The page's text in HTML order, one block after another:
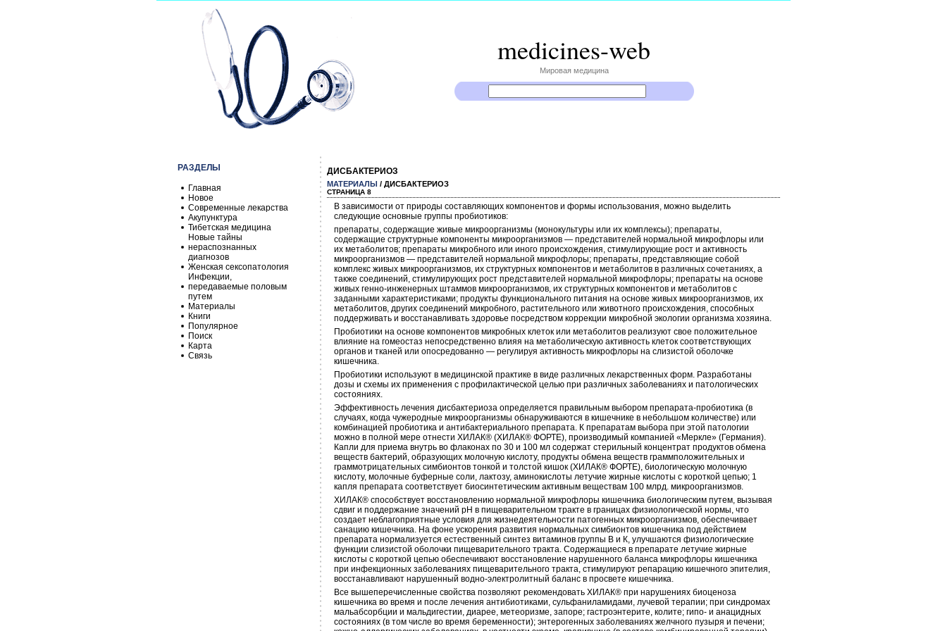
medicines-web
Мировая медицина
РАЗДЕЛЫ
Главная
Новое
Современные лекарства
Акупунктура
Тибетская медицина
Новые тайны
нераспознанных
диагнозов
Женская сексопатология
Инфекции,
передаваемые половым
путем
Материалы
Книги
Популярное
Поиск
Карта
Связь
ДИСБАКТЕРИОЗ
МАТЕРИАЛЫ / ДИСБАКТЕРИОЗ
СТРАНИЦА 8
В зависимости от природы составляющих компонентов и формы использования, можно выделить
следующие основные группы пробиотиков:
препараты, содержащие живые микроорганизмы (монокультуры или их комплексы); препараты,
содержащие структурные компоненты микроорганизмов — представителей нормальной микрофлоры или
их метаболитов; препараты микробного или иного происхождения, стимулирующие рост и активность
микроорганизмов — представителей нормальной микрофлоры; препараты, представляющие собой
комплекс живых микроорганизмов, их структурных компонентов и метаболитов в различных сочетаниях, а
также соединений, стимулирующих рост представителей нормальной микрофлоры; препараты на основе
живых генно-инженерных штаммов микроорганизмов, их структурных компонентов и метаболитов с
заданными характеристиками; продукты функционального питания на основе живых микроорганизмов, их
метаболитов, других соединений микробного, растительного или животного происхождения, способных
поддерживать и восстанавливать здоровье посредством коррекции микробной экологии организма хозяина.
Пробиотики на основе компонентов микробных клеток или метаболитов реализуют свое положительное
влияние на гомеостаз непосредственно влияя на метаболическую активность клеток соответствующих
органов и тканей или опосредованно — регулируя активность микрофлоры на слизистой оболочке
кишечника.
Пробиотики используют в медицинской практике в виде различных лекарственных форм. Разработаны
дозы и схемы их применения с профилактической целью при различных заболеваниях и патологических
состояниях.
Эффективность лечения дисбактериоза определяется правильным выбором препарата-пробиотика (в
случаях, когда чужеродные микроорганизмы обнаруживаются в кишечнике в небольшом количестве) или
комбинацией пробиотика и антибактериального препарата. К препаратам выбора при этой патологии
можно в полной мере отнести ХИЛАК® (ХИЛАК® ФОРТЕ), производимый компанией «Меркле» (Германия).
Капли для приема внутрь во флаконах по 30 и 100 мл содержат стерильный концентрат продуктов обмена
веществ бактерий, образующих молочную кислоту, продукты обмена веществ граммположительных и
граммотрицательных симбионтов тонкой и толстой кишок (ХИЛАК® ФОРТЕ), биологическую молочную
кислоту, молочные буферные соли, лактозу, аминокислоты летучие жирные кислоты с короткой цепью; 1
капля препарата соответствует биосинтетическим активным веществам 100 млрд. микроорганизмов.
ХИЛАК® способствует восстановлению нормальной микрофлоры кишечника биологическим путем, вызывая
сдвиг и поддержание значений рН в пищеварительном тракте в границах физиологической нормы, что
создает неблагоприятные условия для жизнедеятельности патогенных микроорганизмов, обеспечивает
санацию кишечника. На фоне ускорения развития нормальных симбионтов кишечника под действием
препарата нормализуется естественный синтез витаминов группы В и К, улучшаются физиологические
функции слизистой оболочки пищеварительного тракта. Содержащиеся в препарате летучие жирные
кислоты с короткой цепью обеспечивают восстановление нарушенного баланса микрофлоры кишечника
при инфекционных заболеваниях пищеварительного тракта, стимулируют репарацию кишечного эпителия,
восстанавливают нарушенный водно-электролитный баланс в просвете кишечника.
Все вышеперечисленные свойства позволяют рекомендовать ХИЛАК® при нарушениях биоценоза
кишечника во время и после лечения антибиотиками, сульфаниламидами, лучевой терапии; при синдромах
мальабсорбции и мальдигестии, диарее, метеоризме, запоре; гастроэнтерите, колите; гипо- и анацидных
состояниях (в том числе во время беременности); энтерогенных заболеваниях желчного пузыря и печени;